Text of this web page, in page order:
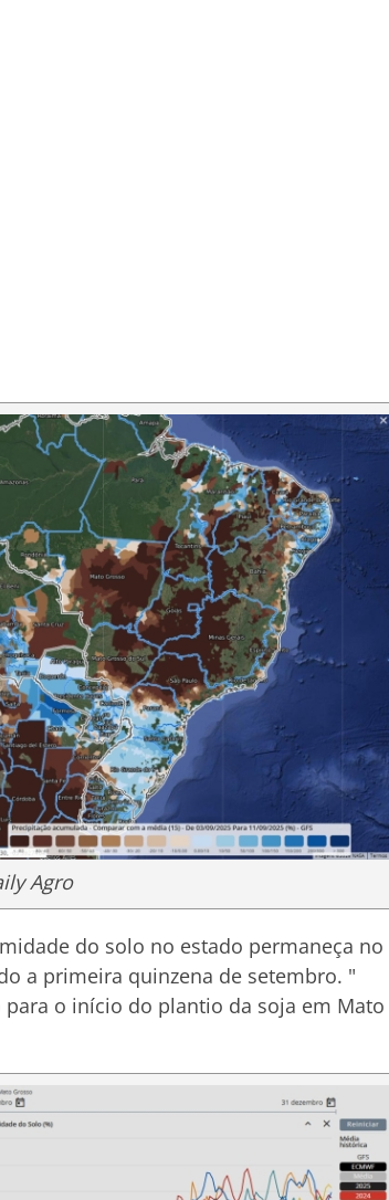
Agro
do solo no estado permaneça no
a primeira quinzena de setembro. "
o início do plantio da soja em Mato